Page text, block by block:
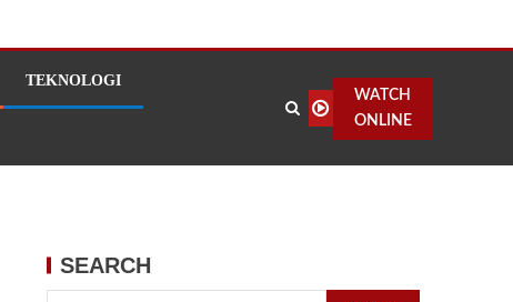
TEKNOLOGI
WATCH
ONLINE
SEARCH